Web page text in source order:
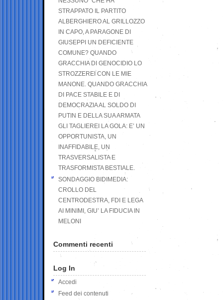
STRAPPATO IL PARTITO
ALBERGHIERO AL GRILLOZZO
IN CAPO, A PARAGONE DI
GIUSEPPI UN DEFICIENTE
COMUNE? QUANDO
GRACCHIA DI GENOCIDIO LO
STROZZEREI CON LE MIE
MANONE. QUANDO GRACCHIA
DI PACE STABILE E DI
DEMOCRAZIA AL SOLDO DI
PUTIN E DELLA SUA ARMATA
GLI TAGLIEREI LA GOLA: E’ UN
OPPORTUNISTA, UN
INAFFIDABILE, UN
TRASVERSALISTA E
TRASFORMISTA BESTIALE.
SONDAGGIO BIDIMEDIA:
CROLLO DEL
CENTRODESTRA, FDI E LEGA
AI MINIMI, GIU’ LA FIDUCIA IN
MELONI
Commenti recenti
Log In
Accedi
Feed dei contenuti